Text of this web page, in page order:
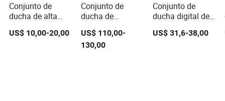
Conjunto de
ducha de alta
calidad de
fábrica, columna
US$ 10,00-20,00
Conjunto de
ducha de
aluminio
moderno con
cuatro funciones
US$ 110,00-
130,00
Conjunto de
ducha digital de
llave de piano
para baño
US$ 31,6-38,00